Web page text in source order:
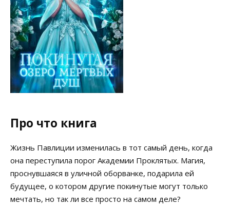
Про что книга
Жизнь Павлиции изменилась в тот самый день, когда
она переступила порог Академии Проклятых. Магия,
проснувшаяся в уличной оборванке, подарила ей
будущее, о котором другие покинутые могут только
мечтать, но так ли все просто на самом деле?